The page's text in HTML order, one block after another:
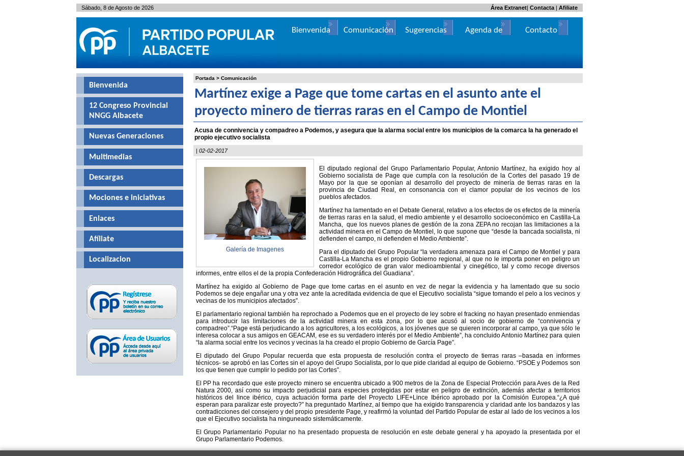
Portada > Comunicación
Martínez exige a Page que tome cartas en el asunto ante el
proyecto minero de tierras raras en el Campo de Montiel
Acusa de connivencia y compadreo a Podemos, y asegura que la alarma social entre los municipios de la comarca la ha generado el
propio ejecutivo socialista
| 02-02-2017
Galería de Imagenes
El diputado regional del Grupo Parlamentario Popular, Antonio Martínez, ha exigido hoy al
Gobierno socialista de Page que cumpla con la resolución de la Cortes del pasado 19 de
Mayo por la que se oponían al desarrollo del proyecto de minería de tierras raras en la
provincia de Ciudad Real, en consonancia con el clamor popular de los vecinos de los
pueblos afectados.
Martínez ha lamentado en el Debate General, relativo a los efectos de os efectos de la minería
de tierras raras en la salud, el medio ambiente y el desarrollo socioeconómico en Castilla-La
Mancha, que los nuevos planes de gestión de la zona ZEPA no recojan las limitaciones a la
actividad minera en el Campo de Montiel, lo que supone que “desde la bancada socialista, ni
defienden el campo, ni defienden el Medio Ambiente”.
Para el diputado del Grupo Popular “la verdadera amenaza para el Campo de Montiel y para
Castilla-La Mancha es el propio Gobierno regional, al que no le importa poner en peligro un
corredor ecológico de gran valor medioambiental y cinegético, tal y como recoge diversos
informes, entre ellos el de la propia Confederación Hidrográfica del Guadiana”.
Martínez ha exigido al Gobierno de Page que tome cartas en el asunto en vez de negar la evidencia y ha lamentado que su socio
Podemos se deje engañar una y otra vez ante la acreditada evidencia de que el Ejecutivo socialista “sigue tomando el pelo a los vecinos y
vecinas de los municipios afectados”.
El parlamentario regional también ha reprochado a Podemos que en el proyecto de ley sobre el fracking no hayan presentado enmiendas
para introducir las limitaciones de la actividad minera en esta zona, por lo que acusó al socio de gobierno de “connivencia y
compadreo”.“Page está perjudicando a los agricultores, a los ecológicos, a los jóvenes que se quieren incorporar al campo, ya que sólo le
interesa colocar a sus amigos en GEACAM, ese es su verdadero interés por el Medio Ambiente”, ha concluido Antonio Martínez para quien
“la alarma social entre los vecinos y vecinas la ha creado el propio Gobierno de García Page”.
El diputado del Grupo Popular recuerda que esta propuesta de resolución contra el proyecto de tierras raras –basada en informes
técnicos- se aprobó en las Cortes sin el apoyo del Grupo Socialista, por lo que pide claridad al equipo de Gobierno. “PSOE y Podemos son
los que tienen que cumplir lo pedido por las Cortes”.
El PP ha recordado que este proyecto minero se encuentra ubicado a 900 metros de la Zona de Especial Protección para Aves de la Red
Natura 2000, así como su impacto perjudicial para especies protegidas por estar en peligro de extinción, además afectar a territorios
históricos del lince ibérico, cuya actuación forma parte del Proyecto LIFE+Lince Ibérico aprobado por la Comisión Europea.“¿A qué
esperan para paralizar este proyecto?” ha preguntado Martínez, al tiempo que ha exigido transparencia y claridad ante los bandazos y las
contradicciones del consejero y del propio presidente Page, y reafirmó la voluntad del Partido Popular de estar al lado de los vecinos a los
que el Ejecutivo socialista ha ninguneado sistemáticamente.
El Grupo Parlamentario Popular no ha presentado propuesta de resolución en este debate general y ha apoyado la presentada por el
Grupo Parlamentario Podemos.
Bienvenida
12 Congreso Provincial
NNGG Albacete
Nuevas Generaciones
Multimedias
Descargas
Mociones e iniciativas
Enlaces
Afíliate
Localizacion
Sábado, 8 de Agosto de 2026 | Contacta| Afiliate
Área Extranet
Bienvenida Comunicación Sugerencias
Agenda de
Contacto